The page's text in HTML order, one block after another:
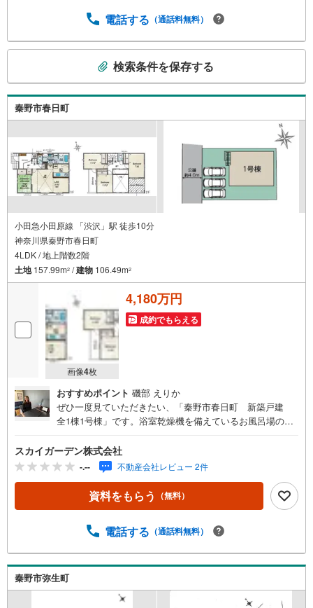
電話する （通話料無料）
検
索
条
通
を
受
け
取
る
・
条
を
マ
ジ
に
す
検索条件を保存する
秦野市春日町
小田急小田原線 「渋沢」駅 徒歩10分
神奈川県秦野市春日町
4LDK / 地上階数2階
土地157.99m2 /建物 106.49m2
画像4枚
4,180万円
成約でもらえる
おすすめポイント 磯部 えりか
ぜひ一度見ていただきたい、「秦野市春日町 新築戸建
全1棟1号棟」です。浴室乾燥機を備えているお風呂場のあ
た空間で生活することができます。駅まで徒歩10分の物件
です。デザイン性のあるシステムキッチン付きなので、キ
ッチンがお洒落なスペースになっています。こちらの新築
戸建てで新たな生活のスタートをきりませんか。フラット
でも独立でも使用でき、リビング隣の和室は機能的です。
スカイガーデン株式会社
-.-- 不動産会社レビュー 2件
資料をもらう （無料）
電話する （通話料無料）
秦野市弥生町